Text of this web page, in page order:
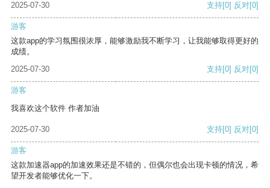
2025-07-30
支持[0] 反对[0]
游客
这款app的学习氛围很浓厚，能够激励我不断学习，让我能够取得更好的
成绩。
2025-07-30
支持[0] 反对[0]
游客
我喜欢这个软件 作者加油
2025-07-30 支持[0] 反对[0]
游客
这款加速器app的加速效果还是不错的，但偶尔也会出现卡顿的情况，希
望开发者能够优化一下。